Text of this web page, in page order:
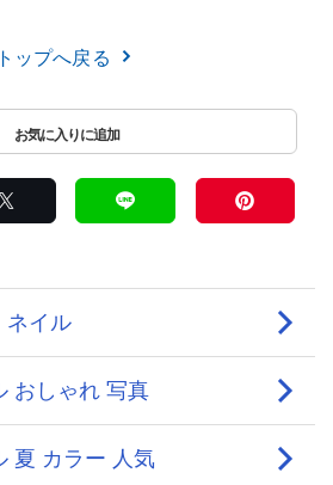
トップへ戻る